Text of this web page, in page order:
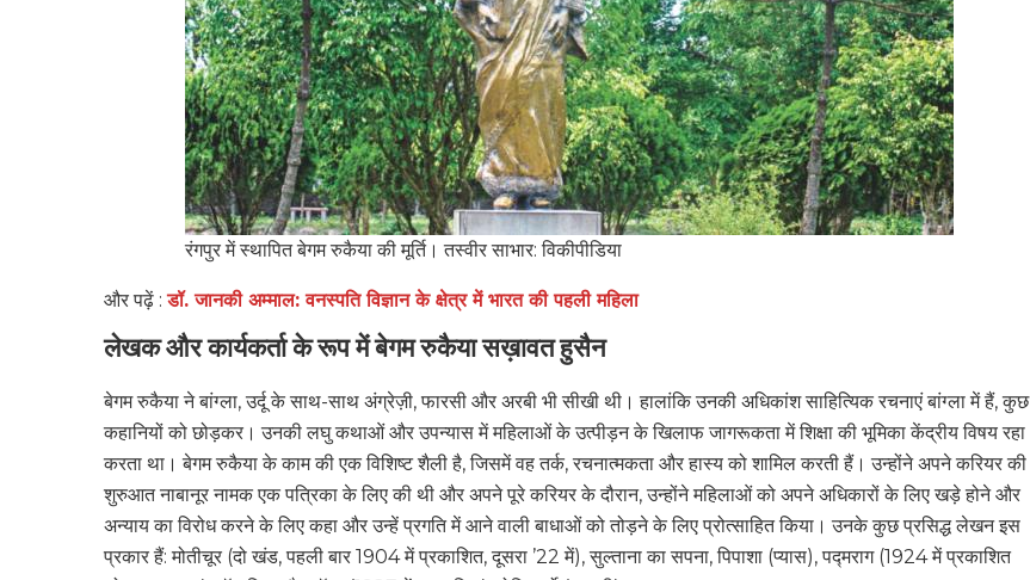
रंगपुर में स्थापित बेगम रुकैया की मूर्ति। तस्वीर साभार: विकीपीडिया
और पढ़ें :डॉ. जानकी अम्माल: वनस्पति विज्ञान के क्षेत्र में भारत की पहली महिला
लेखक और कार्यकर्ता के रूप में बेगम रुकैया सख़ावत हुसैन
बेगम रुकैया ने बांग्ला, उर्दू के साथ-साथ अंग्रेज़ी, फारसी और अरबी भी सीखी थी। हालांकि उनकी अधिकांश साहित्यिक रचनाएं बांग्ला में हैं, कुछ
कहानियों को छोड़कर। उनकी लघु कथाओं और उपन्यास में महिलाओं के उत्पीड़न के खिलाफ जागरूकता में शिक्षा की भूमिका केंद्रीय विषय रहा
करता था। बेगम रुकैया के काम की एक विशिष्ट शैली है, जिसमें वह तर्क, रचनात्मकता और हास्य को शामिल करती हैं। उन्होंने अपने करियर की
शुरुआत नाबानूर नामक एक पत्रिका के लिए की थी और अपने पूरे करियर के दौरान, उन्होंने महिलाओं को अपने अधिकारों के लिए खड़े होने और
अन्याय का विरोध करने के लिए कहा और उन्हें प्रगति में आने वाली बाधाओं को तोड़ने के लिए प्रोत्साहित किया। उनके कुछ प्रसिद्ध लेखन इस
प्रकार हैं: मोतीचूर (दो खंड, पहली बार 1904 में प्रकाशित, दूसरा ’22 में), सुल्ताना का सपना, पिपाशा (प्यास), पद्मराग (1924 में प्रकाशित